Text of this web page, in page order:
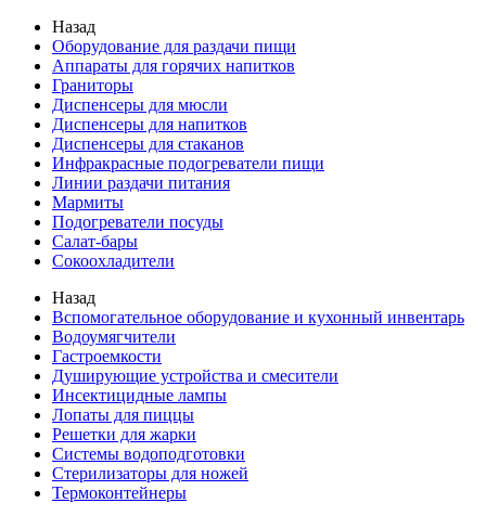
Назад
Оборудование для раздачи пищи
Аппараты для горячих напитков
Граниторы
Диспенсеры для мюсли
Диспенсеры для напитков
Диспенсеры для стаканов
Инфракрасные подогреватели пищи
Линии раздачи питания
Мармиты
Подогреватели посуды
Салат-бары
Сокоохладители
Назад
Вспомогательное оборудование и кухонный инвентарь
Водоумягчители
Гастроемкости
Душирующие устройства и смесители
Инсектицидные лампы
Лопаты для пиццы
Решетки для жарки
Системы водоподготовки
Стерилизаторы для ножей
Термоконтейнеры